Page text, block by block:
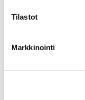
Tilastot
Markkinointi